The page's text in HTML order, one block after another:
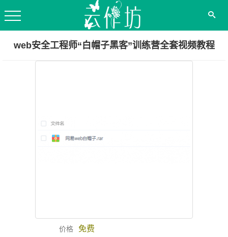
web安全工程师“白帽子黑客”训练营全套视频教程
价格 免费